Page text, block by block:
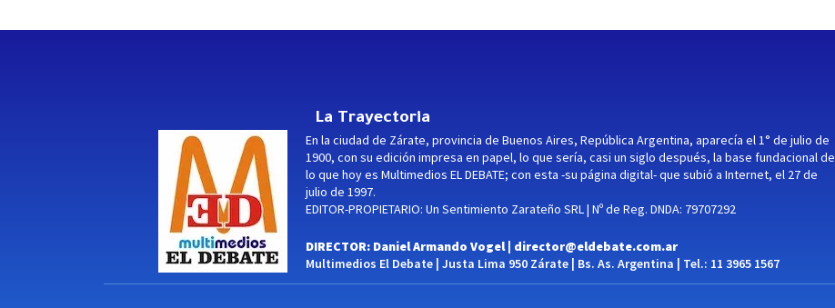
La Trayectoria
En la ciudad de Zárate, provincia de Buenos Aires, República Argentina, aparecía el 1° de julio de
1900, con su edición impresa en papel, lo que sería, casi un siglo después, la base fundacional de
lo que hoy es Multimedios EL DEBATE; con esta -su página digital- que subió a Internet, el 27 de
julio de 1997.
EDITOR-PROPIETARIO: Un Sentimiento Zarateño SRL | Nº de Reg. DNDA: 79707292
DIRECTOR: Daniel Armando Vogel | director@eldebate.com.ar
Multimedios El Debate | Justa Lima 950 Zárate | Bs. As. Argentina | Tel.: 11 3965 1567